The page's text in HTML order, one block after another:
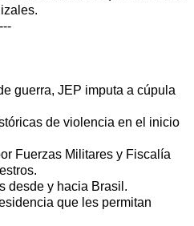
guerra, JEP imputa a cúpula
de violencia en el inicio
Fuerzas Militares y Fiscalía
desde y hacia Brasil.
que les permitan